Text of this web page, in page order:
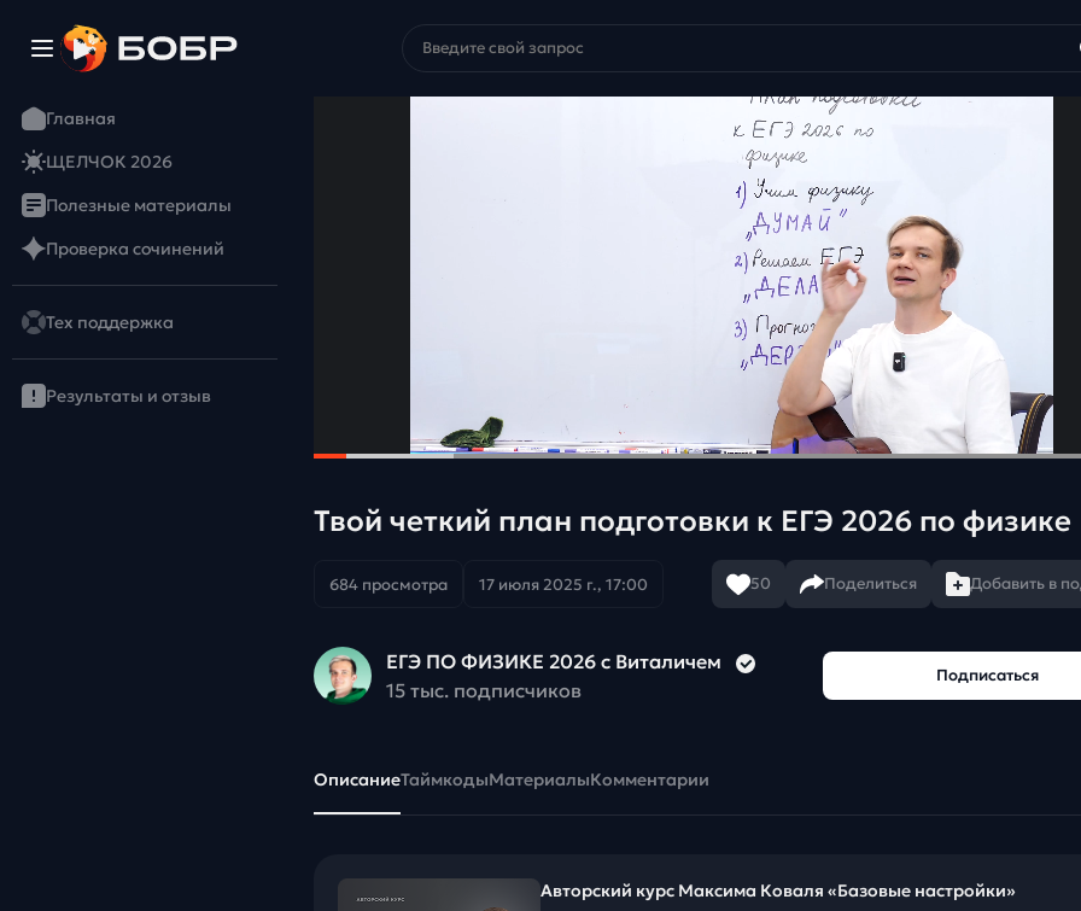
Главная
ЩЕЛЧОК 2026
Полезные материалы
Проверка сочинений
Тех поддержка
Результаты и отзыв
Твой четкий план подготовки к ЕГЭ 2026 по физике
684 просмотра 17 июля 2025 г., 17:00 50 Поделиться Добавить в
ЕГЭ ПО ФИЗИКЕ 2026 с Виталичем
15 тыс. подписчиков
Подписаться
ОписаниеТаймкодыМатериалыКомментарии
Авторский курс Максима Коваля «Базовые настройки»